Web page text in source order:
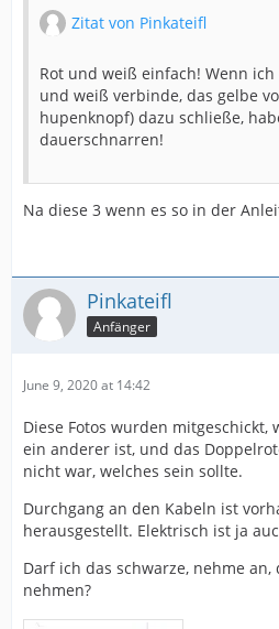
Zitat von Pinkateifl
Rot und weiß einfach! Wenn
und weiß verbinde, das gelbe
hupenknopf) dazu schließe,
dauerschnarren!
Na diese 3 wenn es so in der
Pinkateifl
Anfänger
June 9, 2020 at 14:42
Diese Fotos wurden mitgeschickt,
ein anderer ist, und das
nicht war, welches sein sollte.
Durchgang an den Kabeln ist
herausgestellt. Elektrisch ist ja
Darf ich das schwarze, nehme an,
nehmen?